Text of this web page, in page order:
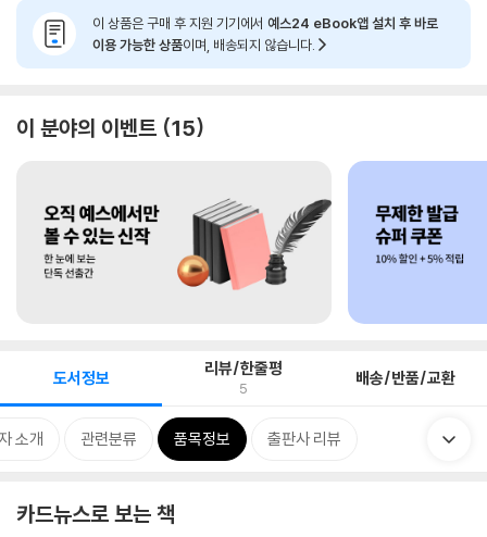
이 상품은 구매 후 지원 기기에서 예스24 eBook앱 설치 후 바로
이용 가능한 상품이며, 배송되지 않습니다.
이 분야의 이벤트 15
도서정보 리뷰/한줄평
5 배송/반품/교환
소개 관련분류 품목정보 출판사 리뷰
카드뉴스로 보는 책